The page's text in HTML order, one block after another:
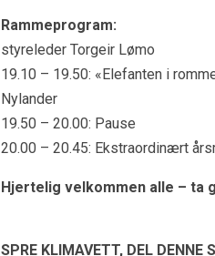
styreleder Torgeir Lømo
19.10 – 19.50: «Elefanten i
Nylander
19.50 – 20.00: Pause
20.00 – 20.45: Ekstraordinært
Hjertelig velkommen alle – ta
SPRE KLIMAVETT, DEL DENNE